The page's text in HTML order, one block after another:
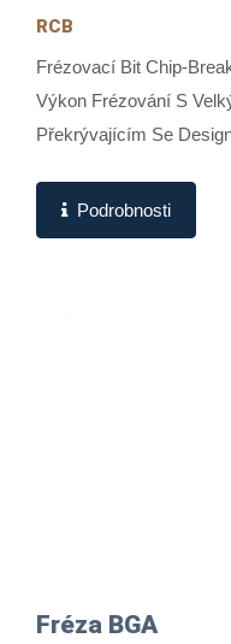
RCB
Frézovací Bit Chip-
Výkon Frézování S
Překrývajícím Se
Podrobnosti
Fréza BGA